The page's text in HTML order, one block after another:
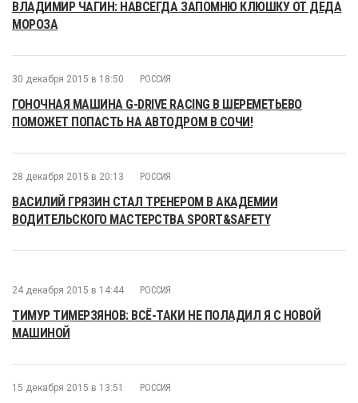
ВЛАДИМИР ЧАГИН: НАВСЕГДА ЗАПОМНЮ КЛЮШКУ ОТ ДЕДА
МОРОЗА
30 декабря 2015 в 18:50 РОССИЯ
ГОНОЧНАЯ МАШИНА G-DRIVE RACING В ШЕРЕМЕТЬЕВО
ПОМОЖЕТ ПОПАСТЬ НА АВТОДРОМ В СОЧИ!
28 декабря 2015 в 20:13 РОССИЯ
ВАСИЛИЙ ГРЯЗИН СТАЛ ТРЕНЕРОМ В АКАДЕМИИ
ВОДИТЕЛЬСКОГО МАСТЕРСТВА SPORT&SAFETY
24 декабря 2015 в 14:44 РОССИЯ
ТИМУР ТИМЕРЗЯНОВ: ВСЁ-ТАКИ НЕ ПОЛАДИЛ Я С НОВОЙ
МАШИНОЙ
15 декабря 2015 в 13:51 РОССИЯ